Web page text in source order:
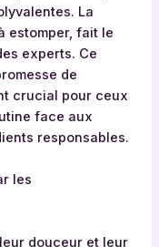
La
estomper, fait le
experts. Ce
de
crucial pour ceux
face aux
responsables.
les
douceur et leur